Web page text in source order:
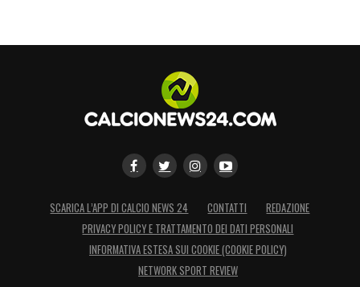
SCARICA L’APP DI CALCIO NEWS 24 CONTATTI
REDAZIONE
PRIVACY POLICY E TRATTAMENTO DEI DATI PERSONALI
INFORMATIVA ESTESA SUI COOKIE (COOKIE POLICY)
NETWORK SPORT REVIEW